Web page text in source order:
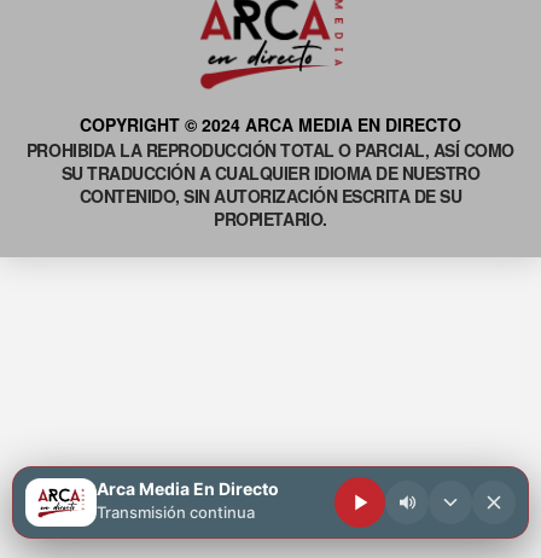
COPYRIGHT © 2024 ARCA MEDIA EN DIRECTO
PROHIBIDA LA REPRODUCCIÓN TOTAL O PARCIAL, ASÍ COMO
SU TRADUCCIÓN A CUALQUIER IDIOMA DE NUESTRO
CONTENIDO, SIN AUTORIZACIÓN ESCRITA DE SU
PROPIETARIO.
Arca Media En Directo
Transmisión continua